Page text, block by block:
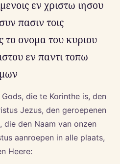
εν χριστω ιησου
πασιν τοις
το ονομα του κυριου
εν παντι τοπω
die te Korinthe is, den
Jezus, den geroepenen
die den Naam van onzen
aanroepen in alle plaats,
Heere: